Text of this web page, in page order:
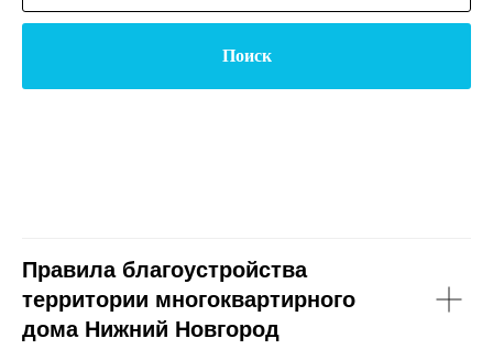
Поиск
Правила благоустройства
территории многоквартирного
дома Нижний Новгород